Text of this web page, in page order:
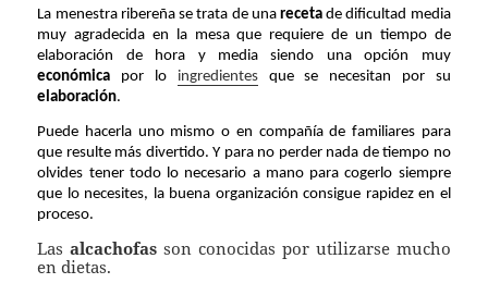
La menestra ribereña se trata de una recetade dificultad media
muy agradecida en la mesa que requiere de un tiempo de
elaboración de hora y media siendo una opción muy
económica por lo ingredientesque se necesitan por su
elaboración.
Puede hacerla uno mismo o en compañía de familiares para
que resulte más divertido. Y para no perder nada de tiempo no
olvides tener todo lo necesario a mano para cogerlo siempre
que lo necesites, la buena organización consigue rapidez en el
proceso.
Lasalcachofas son conocidas por utilizarse mucho
en dietas.